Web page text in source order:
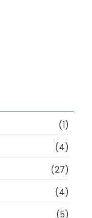
(1)
(4)
(27)
(4)
(5)